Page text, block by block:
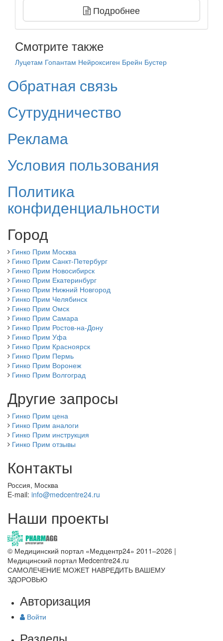
Подробнее
Смотрите также
Луцетам Гопантам Нейроксиген Брейн Бустер
Обратная связь
Сутрудничество
Реклама
Условия пользования
Политика
конфиденциальности
Город
Гинко Прим Москва
Гинко Прим Санкт-Петербург
Гинко Прим Новосибирск
Гинко Прим Екатеринбург
Гинко Прим Нижний Новгород
Гинко Прим Челябинск
Гинко Прим Омск
Гинко Прим Самара
Гинко Прим Ростов-на-Дону
Гинко Прим Уфа
Гинко Прим Красноярск
Гинко Прим Пермь
Гинко Прим Воронеж
Гинко Прим Волгоград
Другие запросы
Гинко Прим цена
Гинко Прим аналоги
Гинко Прим инструкция
Гинко Прим отзывы
Контакты
Россия, Москва
E-mail: info@medcentre24.ru
Наши проекты
© Медицинский портал «Медцентр24» 2011–2026 |
Медицинский портал Medcentre24.ru
САМОЛЕЧЕНИЕ МОЖЕТ НАВРЕДИТЬ ВАШЕМУ
ЗДОРОВЬЮ
Авторизация
Войти